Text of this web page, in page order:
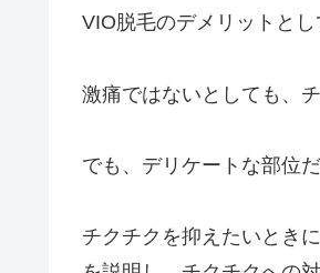
VIO脱毛のデメリットと
激痛ではないとしても、
でも、デリケートな部位
チクチクを抑えたいとき